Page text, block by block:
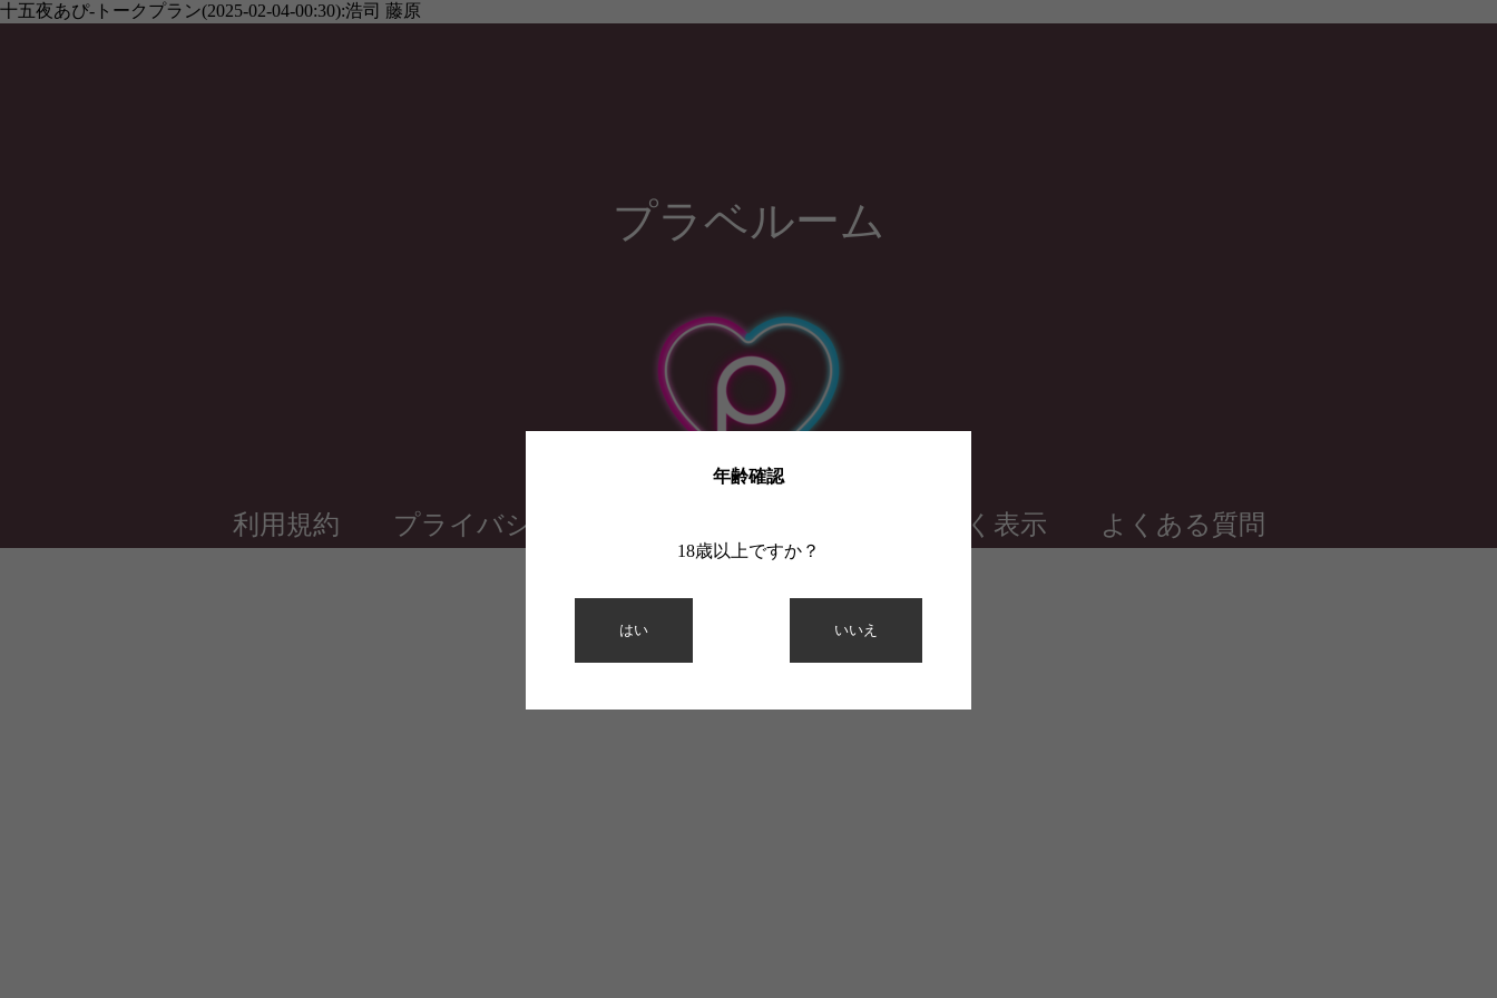
年齢確認
18歳以上ですか？
はい いいえ
十五夜あぴ-トークプラン(2025-02-04-00:30):浩司 藤原
プラベルーム
利用規約 プライバシーポリシー 特定商取引法に基づく表示 よくある質問